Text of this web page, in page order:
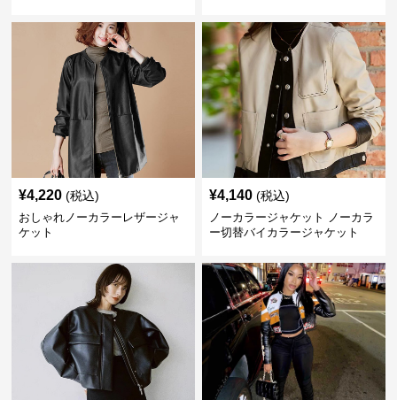
¥4,220 (税込)
おしゃれノーカラーレザージャ
ケット
¥4,140 (税込)
ノーカラージャケット ノーカラ
ー切替バイカラージャケット